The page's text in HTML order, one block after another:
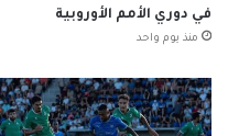
في دوري الأمم الأوروبية
منذ يوم واحد